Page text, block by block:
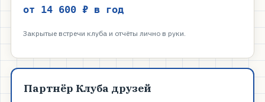
от 14 600 ₽ в год
Закрытые встречи клуба и отчёты лично в руки.
Партнёр Клуба друзей